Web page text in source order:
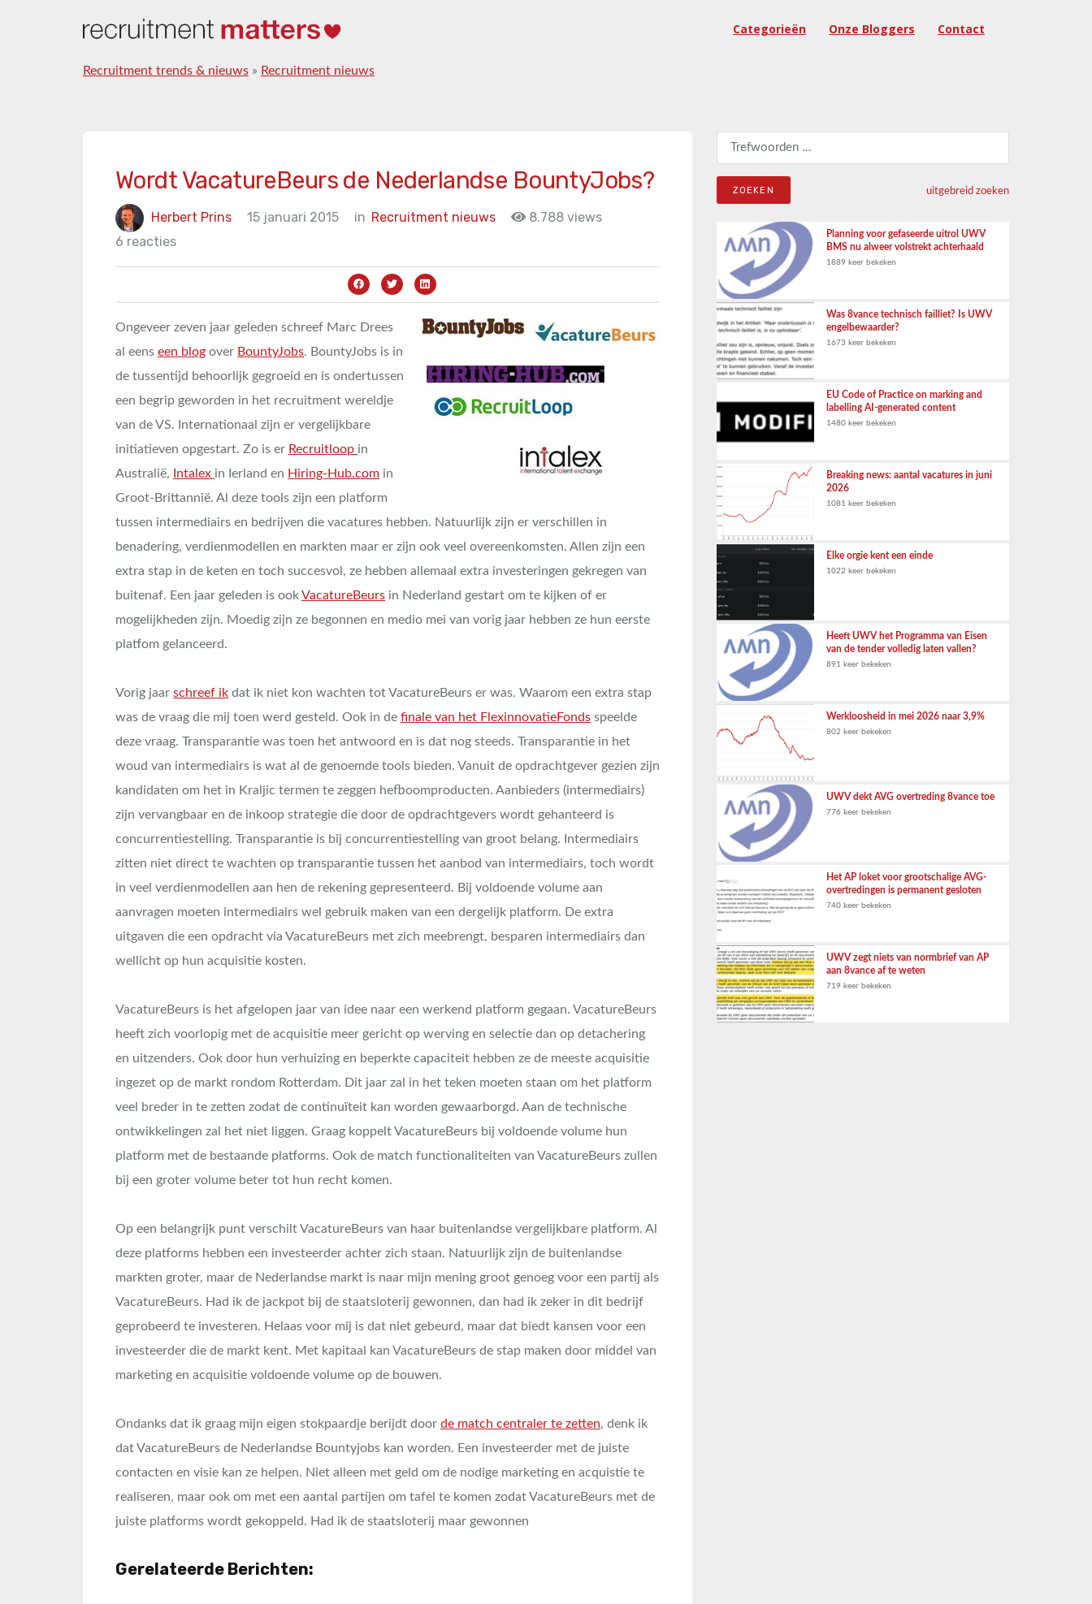
Categorieën Onze Bloggers Contact
Recruitment trends & nieuws » Recruitment nieuws
Wordt VacatureBeurs de Nederlandse BountyJobs?
Herbert Prins 15 januari 2015 in Recruitment nieuws
8.788 views
6 reacties
Ongeveer zeven jaar geleden schreef Marc Drees
al eens een blog over BountyJobs. BountyJobs is in
de tussentijd behoorlijk gegroeid en is ondertussen
een begrip geworden in het recruitment wereldje
van de VS. Internationaal zijn er vergelijkbare
initiatieven opgestart. Zo is er Recruitloop in
Australië,
Intalex in Ierland en Hiring-Hub.com in
Groot-Brittannië. Al deze tools zijn een platform
tussen intermediairs en bedrijven die vacatures hebben. Natuurlijk zijn er verschillen in
benadering, verdienmodellen en markten maar er zijn ook veel overeenkomsten. Allen zijn een
extra stap in de keten en toch succesvol, ze hebben allemaal extra investeringen gekregen van
buitenaf. Een jaar geleden is ookVacatureBeurs in Nederland gestart om te kijken of er
mogelijkheden zijn. Moedig zijn ze begonnen en medio mei van vorig jaar hebben ze hun eerste
platfom gelanceerd.
Vorig jaar schreef ik dat ik niet kon wachten tot VacatureBeurs er was. Waarom een extra stap
was de vraag die mij toen werd gesteld. Ook in de finale van het FlexinnovatieFonds speelde
deze vraag. Transparantie was toen het antwoord en is dat nog steeds. Transparantie in het
woud van intermediairs is wat al de genoemde tools bieden. Vanuit de opdrachtgever gezien zijn
kandidaten om het in Kraljic termen te zeggen hefboomproducten. Aanbieders (intermediairs)
zijn vervangbaar en de inkoop strategie die door de opdrachtgevers wordt gehanteerd is
concurrentiestelling. Transparantie is bij concurrentiestelling van groot belang. Intermediairs
zitten niet direct te wachten op transparantie tussen het aanbod van intermediairs, toch wordt
in veel verdienmodellen aan hen de rekening gepresenteerd. Bij voldoende volume aan
aanvragen moeten intermediairs wel gebruik maken van een dergelijk platform. De extra
uitgaven die een opdracht via VacatureBeurs met zich meebrengt, besparen intermediairs dan
wellicht op hun acquisitie kosten.
VacatureBeurs is het afgelopen jaar van idee naar een werkend platform gegaan. VacatureBeurs
heeft zich voorlopig met de acquisitie meer gericht op werving en selectie dan op detachering
en uitzenders. Ook door hun verhuizing en beperkte capaciteit hebben ze de meeste acquisitie
ingezet op de markt rondom Rotterdam. Dit jaar zal in het teken moeten staan om het platform
veel breder in te zetten zodat de continuïteit kan worden gewaarborgd. Aan de technische
ontwikkelingen zal het niet liggen. Graag koppelt VacatureBeurs bij voldoende volume hun
platform met de bestaande platforms. Ook de match functionaliteiten van VacatureBeurs zullen
bij een groter volume beter tot hun recht komen.
Op een belangrijk punt verschilt VacatureBeurs van haar buitenlandse vergelijkbare platform. Al
deze platforms hebben een investeerder achter zich staan. Natuurlijk zijn de buitenlandse
markten groter, maar de Nederlandse markt is naar mijn mening groot genoeg voor een partij als
VacatureBeurs. Had ik de jackpot bij de staatsloterij gewonnen, dan had ik zeker in dit bedrijf
geprobeerd te investeren. Helaas voor mij is dat niet gebeurd, maar dat biedt kansen voor een
investeerder die de markt kent. Met kapitaal kan VacatureBeurs de stap maken door middel van
marketing en acquisitie voldoende volume op de bouwen.
Ondanks dat ik graag mijn eigen stokpaardje berijdt door de match centraler te zetten, denk ik
dat VacatureBeurs de Nederlandse Bountyjobs kan worden. Een investeerder met de juiste
contacten en visie kan ze helpen. Niet alleen met geld om de nodige marketing en acquistie te
realiseren, maar ook om met een aantal partijen om tafel te komen zodat VacatureBeurs met de
juiste platforms wordt gekoppeld. Had ik de staatsloterij maar gewonnen
Gerelateerde Berichten:
Zoeken naar:
uitgebreid zoeken
Planning voor gefaseerde uitrol UWV
BMS nu alweer volstrekt achterhaald
1889 keer bekeken
Was 8vance technisch failliet? Is UWV
engelbewaarder?
1673 keer bekeken
EU Code of Practice on marking and
labelling AI-generated content
1480 keer bekeken
Breaking news: aantal vacatures in juni
2026
1081 keer bekeken
Elke orgie kent een einde
1022 keer bekeken
Heeft UWV het Programma van Eisen
van de tender volledig laten vallen?
891 keer bekeken
Werkloosheid in mei 2026 naar 3,9%
802 keer bekeken
UWV dekt AVG overtreding 8vance toe
776 keer bekeken
Het AP loket voor grootschalige AVG-
overtredingen is permanent gesloten
740 keer bekeken
UWV zegt niets van normbrief van AP
aan 8vance af te weten
719 keer bekeken